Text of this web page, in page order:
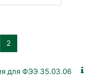
2(текущая)
для ФЭЭ 35.03.06